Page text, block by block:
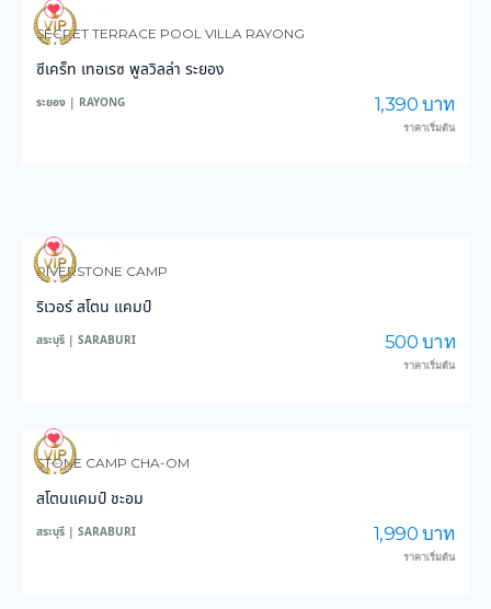
99
SECRET TERRACE POOL VILLA RAYONG
ซีเคร็ท เทอเรซ พูลวิลล่า ระยอง
ระยอง | RAYONG 1,390 บาท
ราคาเริ่มต้น
101
RIVERSTONE CAMP
ริเวอร์ สโตน แคมป์
สระบุรี | SARABURI 500 บาท
ราคาเริ่มต้น
105
STONE CAMP CHA-OM
สโตนแคมป์ ชะอม
สระบุรี | SARABURI 1,990 บาท
ราคาเริ่มต้น